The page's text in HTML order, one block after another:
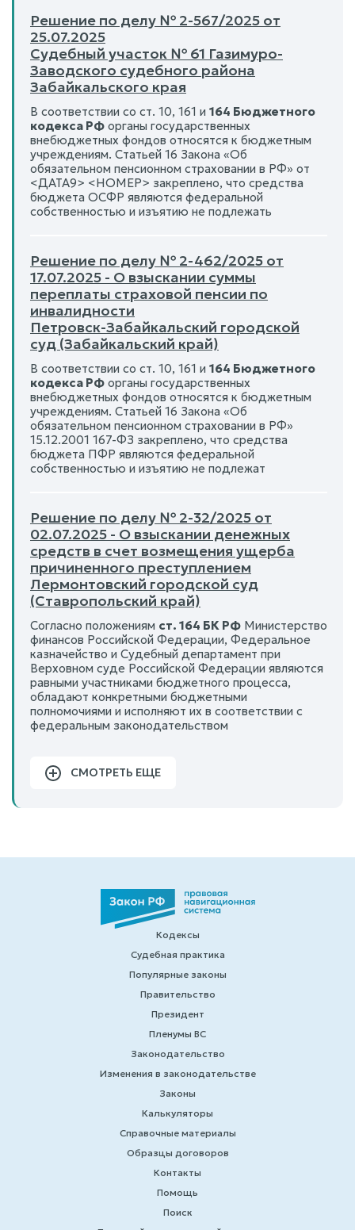
Решение по делу № 2-567/2025 от
25.07.2025
Судебный участок № 61 Газимуро-
Заводского судебного района
Забайкальского края
В соответствии со ст. 10, 161 и 164 Бюджетного
кодекса РФ органы государственных
внебюджетных фондов относятся к бюджетным
учреждениям. Статьей 16 Закона «Об
обязательном пенсионном страховании в РФ» от
<ДАТА9> <НОМЕР> закреплено, что средства
бюджета ОСФР являются федеральной
собственностью и изъятию не подлежать
Решение по делу № 2-462/2025 от
17.07.2025 - О взыскании суммы
переплаты страховой пенсии по
инвалидности
Петровск-Забайкальский городской
суд (Забайкальский край)
В соответствии со ст. 10, 161 и 164 Бюджетного
кодекса РФ органы государственных
внебюджетных фондов относятся к бюджетным
учреждениям. Статьей 16 Закона «Об
обязательном пенсионном страховании в РФ»
15.12.2001 167-ФЗ закреплено, что средства
бюджета ПФР являются федеральной
собственностью и изъятию не подлежат
Решение по делу № 2-32/2025 от
02.07.2025 - О взыскании денежных
средств в счет возмещения ущерба
причиненного преступлением
Лермонтовский городской суд
(Ставропольский край)
Согласно положениям ст. 164 БК РФ Министерство
финансов Российской Федерации, Федеральное
казначейство и Судебный департамент при
Верховном суде Российской Федерации являются
равными участниками бюджетного процесса,
обладают конкретными бюджетными
полномочиями и исполняют их в соответствии с
федеральным законодательством
СМОТРЕТЬ ЕЩЕ
Кодексы
Судебная практика
Популярные законы
Правительство
Президент
Пленумы ВС
Законодательство
Изменения в законодательстве
Законы
Калькуляторы
Справочные материалы
Образцы договоров
Контакты
Помощь
Поиск